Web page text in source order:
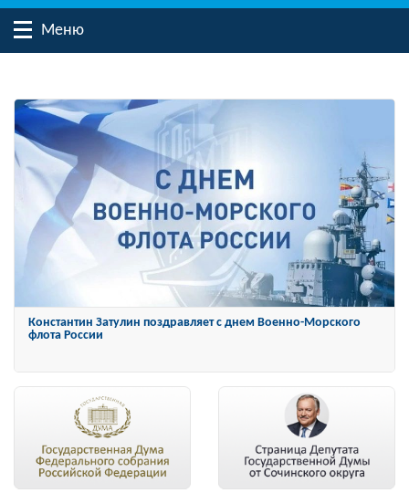
Меню
Константин Затулин награжден Орденом «За заслуги перед
Отечеством» IV степени